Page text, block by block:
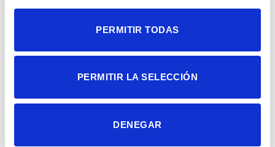
PERMITIR TODAS
PERMITIR LA SELECCIÓN
DENEGAR